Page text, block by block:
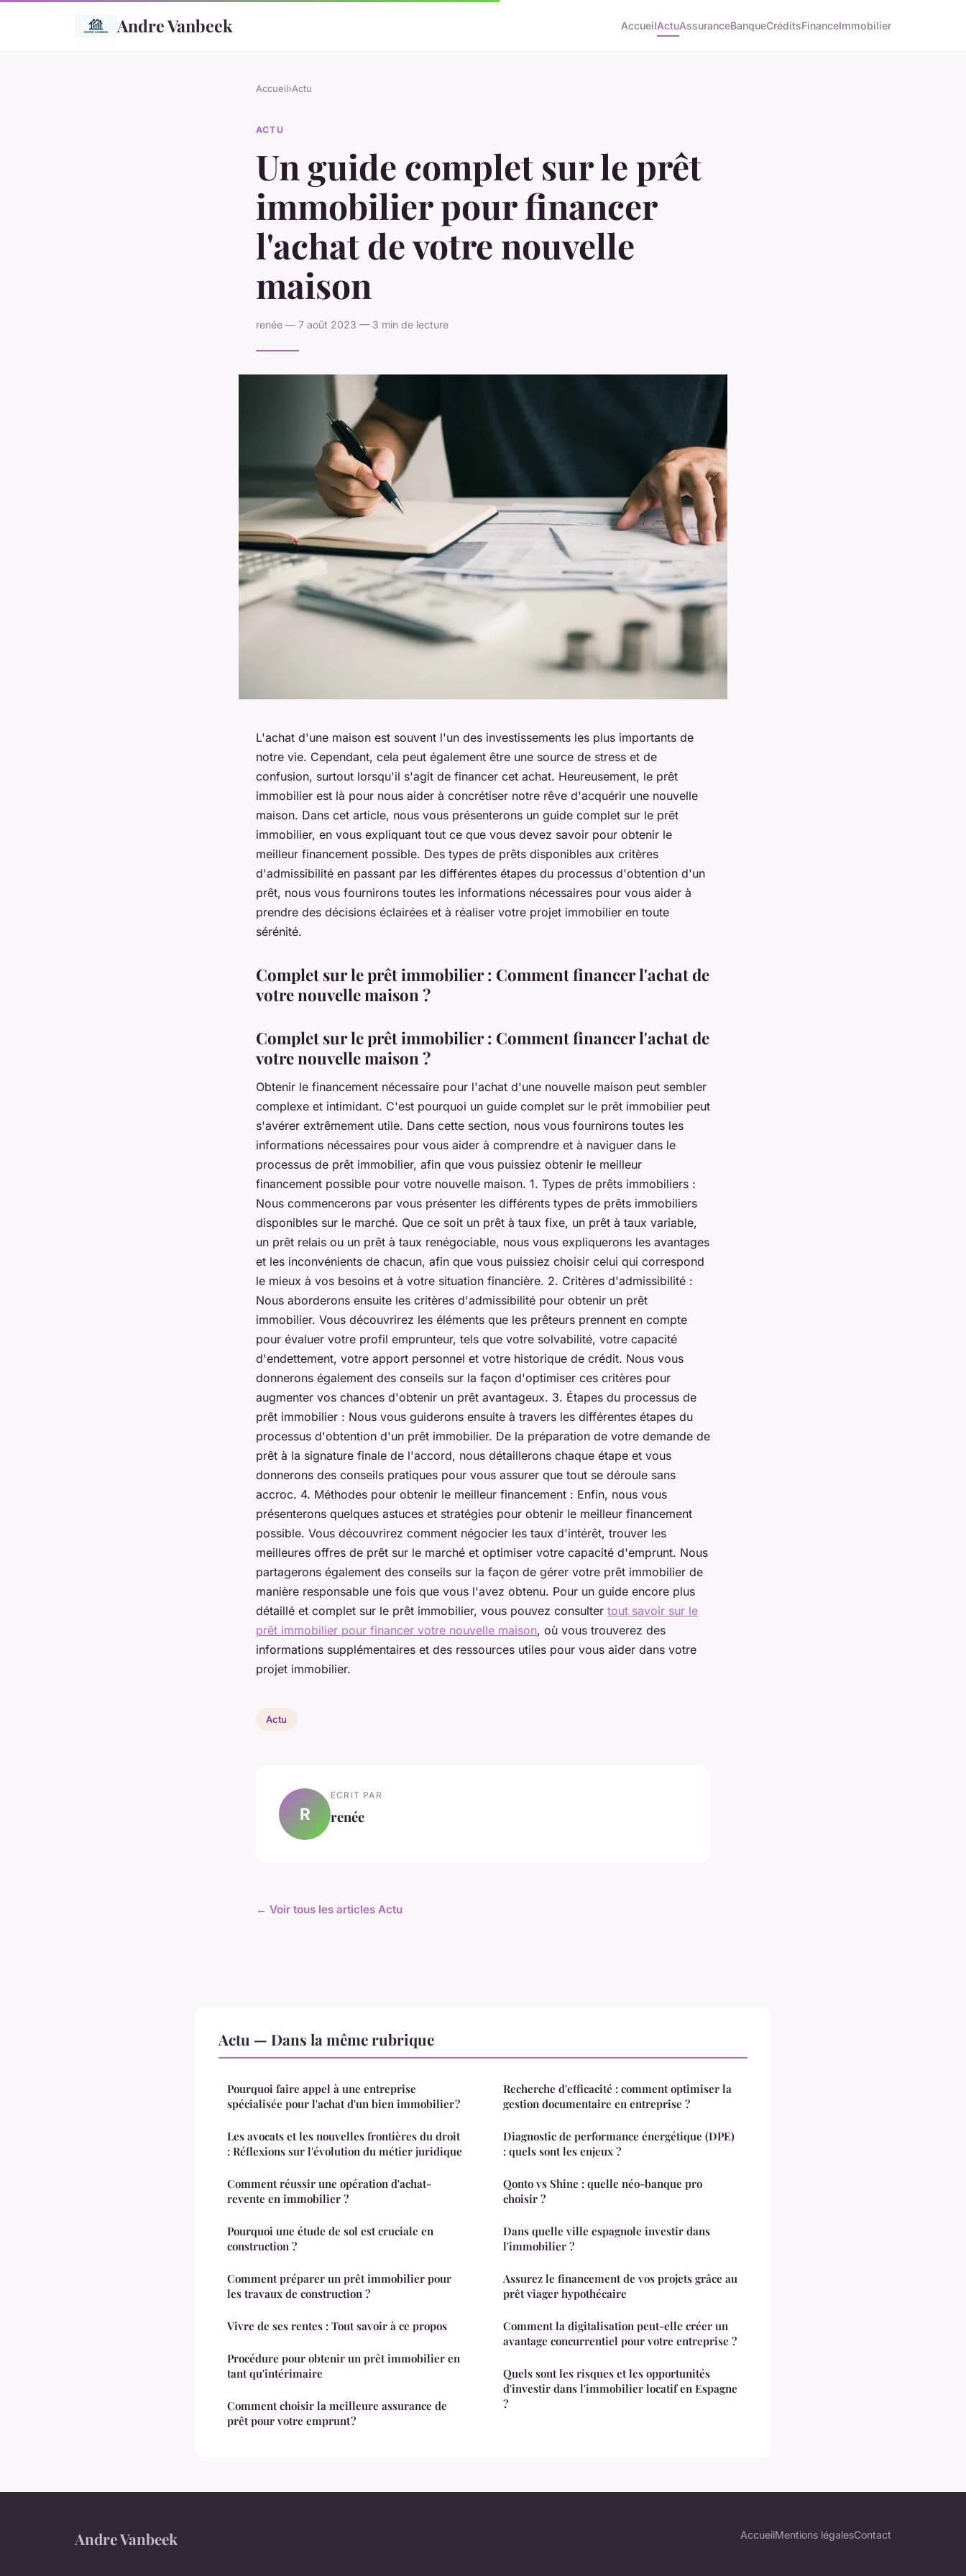
Andre Vanbeek AccueilActuAssuranceBanqueCréditsFinanceImmobilier
Accueil›Actu
ACTU
Un guide complet sur le prêt
immobilier pour financer
l'achat de votre nouvelle
maison
renée — 7 août 2023 — 3 min de lecture
L'achat d'une maison est souvent l'un des investissements les plus importants de
notre vie. Cependant, cela peut également être une source de stress et de
confusion, surtout lorsqu'il s'agit de financer cet achat. Heureusement, le prêt
immobilier est là pour nous aider à concrétiser notre rêve d'acquérir une nouvelle
maison. Dans cet article, nous vous présenterons un guide complet sur le prêt
immobilier, en vous expliquant tout ce que vous devez savoir pour obtenir le
meilleur financement possible. Des types de prêts disponibles aux critères
d'admissibilité en passant par les différentes étapes du processus d'obtention d'un
prêt, nous vous fournirons toutes les informations nécessaires pour vous aider à
prendre des décisions éclairées et à réaliser votre projet immobilier en toute
sérénité.
Complet sur le prêt immobilier : Comment financer l'achat de
votre nouvelle maison ?
Complet sur le prêt immobilier : Comment financer l'achat de
votre nouvelle maison ?
Obtenir le financement nécessaire pour l'achat d'une nouvelle maison peut sembler
complexe et intimidant. C'est pourquoi un guide complet sur le prêt immobilier peut
s'avérer extrêmement utile. Dans cette section, nous vous fournirons toutes les
informations nécessaires pour vous aider à comprendre et à naviguer dans le
processus de prêt immobilier, afin que vous puissiez obtenir le meilleur
financement possible pour votre nouvelle maison. 1. Types de prêts immobiliers :
Nous commencerons par vous présenter les différents types de prêts immobiliers
disponibles sur le marché. Que ce soit un prêt à taux fixe, un prêt à taux variable,
un prêt relais ou un prêt à taux renégociable, nous vous expliquerons les avantages
et les inconvénients de chacun, afin que vous puissiez choisir celui qui correspond
le mieux à vos besoins et à votre situation financière. 2. Critères d'admissibilité :
Nous aborderons ensuite les critères d'admissibilité pour obtenir un prêt
immobilier. Vous découvrirez les éléments que les prêteurs prennent en compte
pour évaluer votre profil emprunteur, tels que votre solvabilité, votre capacité
d'endettement, votre apport personnel et votre historique de crédit. Nous vous
donnerons également des conseils sur la façon d'optimiser ces critères pour
augmenter vos chances d'obtenir un prêt avantageux. 3. Étapes du processus de
prêt immobilier : Nous vous guiderons ensuite à travers les différentes étapes du
processus d'obtention d'un prêt immobilier. De la préparation de votre demande de
prêt à la signature finale de l'accord, nous détaillerons chaque étape et vous
donnerons des conseils pratiques pour vous assurer que tout se déroule sans
accroc. 4. Méthodes pour obtenir le meilleur financement : Enfin, nous vous
présenterons quelques astuces et stratégies pour obtenir le meilleur financement
possible. Vous découvrirez comment négocier les taux d'intérêt, trouver les
meilleures offres de prêt sur le marché et optimiser votre capacité d'emprunt. Nous
partagerons également des conseils sur la façon de gérer votre prêt immobilier de
manière responsable une fois que vous l'avez obtenu. Pour un guide encore plus
détaillé et complet sur le prêt immobilier, vous pouvez consulter tout savoir sur le
prêt immobilier pour financer votre nouvelle maison, où vous trouverez des
informations supplémentaires et des ressources utiles pour vous aider dans votre
projet immobilier.
Actu
R
ECRIT PAR
renée
← Voir tous les articles Actu
Actu — Dans la même rubrique
Pourquoi faire appel à une entreprise
spécialisée pour l'achat d'un bien immobilier ?
Les avocats et les nouvelles frontières du droit
: Réflexions sur l'évolution du métier juridique
Comment réussir une opération d'achat-
revente en immobilier ?
Pourquoi une étude de sol est cruciale en
construction ?
Comment préparer un prêt immobilier pour
les travaux de construction ?
Vivre de ses rentes : Tout savoir à ce propos
Procédure pour obtenir un prêt immobilier en
tant qu'intérimaire
Comment choisir la meilleure assurance de
prêt pour votre emprunt ?
Recherche d'efficacité : comment optimiser la
gestion documentaire en entreprise ?
Diagnostic de performance énergétique (DPE)
: quels sont les enjeux ?
Qonto vs Shine : quelle néo-banque pro
choisir ?
Dans quelle ville espagnole investir dans
l'immobilier ?
Assurez le financement de vos projets grâce au
prêt viager hypothécaire
Comment la digitalisation peut-elle créer un
avantage concurrentiel pour votre entreprise ?
Quels sont les risques et les opportunités
d'investir dans l'immobilier locatif en Espagne
?
Andre Vanbeek AccueilMentions légalesContact